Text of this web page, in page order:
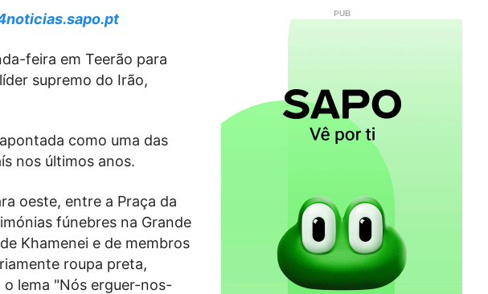
feira em Teerão para
supremo do Irão,
como uma das
nos últimos anos.
oeste, entre a Praça da
fúnebres na Grande
Khamenei e de membros
roupa preta,
lema "Nós erguer-nos-